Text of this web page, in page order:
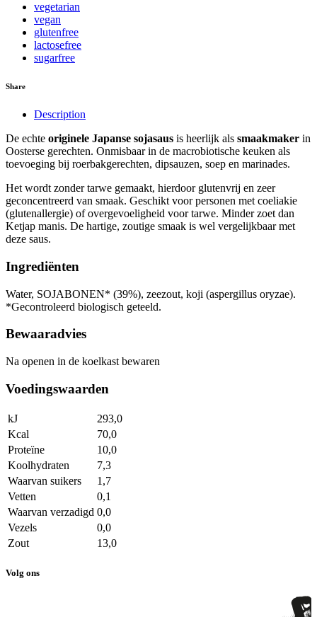
vegetarian
vegan
glutenfree
lactosefree
sugarfree
Share
Description
De echte originele Japanse sojasaus is heerlijk als smaakmaker in
Oosterse gerechten. Onmisbaar in de macrobiotische keuken als
toevoeging bij roerbakgerechten, dipsauzen, soep en marinades.
Het wordt zonder tarwe gemaakt, hierdoor glutenvrij en zeer
geconcentreerd van smaak. Geschikt voor personen met coeliakie
(glutenallergie) of overgevoeligheid voor tarwe. Minder zoet dan
Ketjap manis. De hartige, zoutige smaak is wel vergelijkbaar met
deze saus.
Ingrediënten
Water, SOJABONEN* (39%), zeezout, koji (aspergillus oryzae).
*Gecontroleerd biologisch geteeld.
Bewaaradvies
Na openen in de koelkast bewaren
Voedingswaarden
kJ
293,0
Kcal
70,0
Proteïne
10,0
Koolhydraten
7,3
Waarvan suikers
1,7
Vetten
0,1
Waarvan verzadigd 0,0
Vezels
0,0
Zout
13,0
Volg ons